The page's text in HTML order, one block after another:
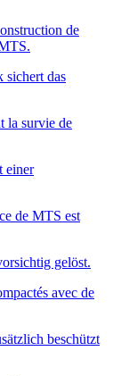
de
la survie de
de MTS est
avec de